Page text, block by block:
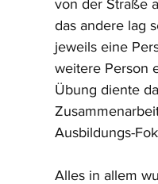
von der Straße
das andere lag
jeweils eine
weitere Person
Übung diente
Ausbildungs-
Alles in allem